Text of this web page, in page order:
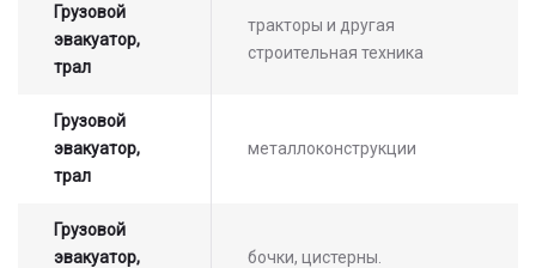
Грузовой
эвакуатор,
трал
тракторы и другая
строительная техника
Грузовой
эвакуатор,
трал
металлоконструкции
Грузовой
эвакуатор,
бочки, цистерны.